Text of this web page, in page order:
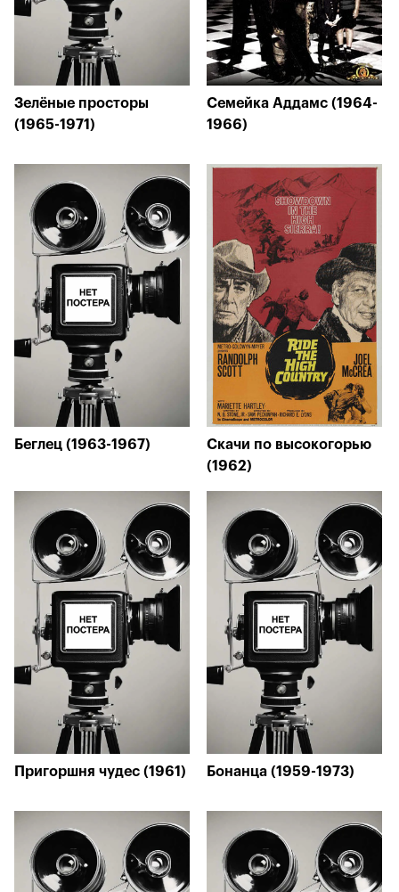
Зелёные просторы
(1965-1971)
Семейка Аддамс (1964-
1966)
Беглец (1963-1967)
Скачи по высокогорью
(1962)
Пригоршня чудес (1961) Бонанца (1959-1973)